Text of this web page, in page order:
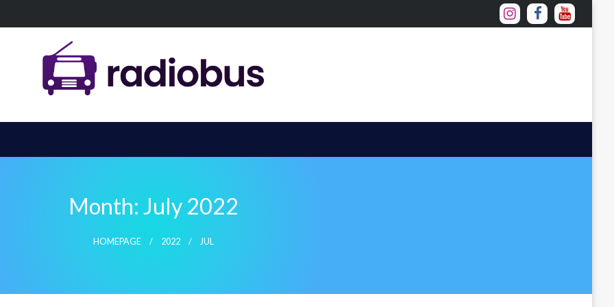
Month: July 2022
HOMEPAGE 2022 JUL